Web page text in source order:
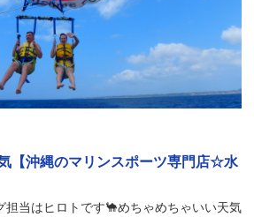
【沖縄のマリンスポーツ専門店☆水
担当はヒロトです🐪めちゃめちゃいい天気